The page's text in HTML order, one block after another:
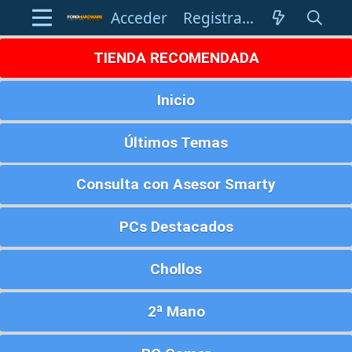
Acceder Registrarse
TIENDA RECOMENDADA
Inicio
Últimos Temas
Consulta con Asesor Smarty
PCs Destacados
Chollos
2ª Mano